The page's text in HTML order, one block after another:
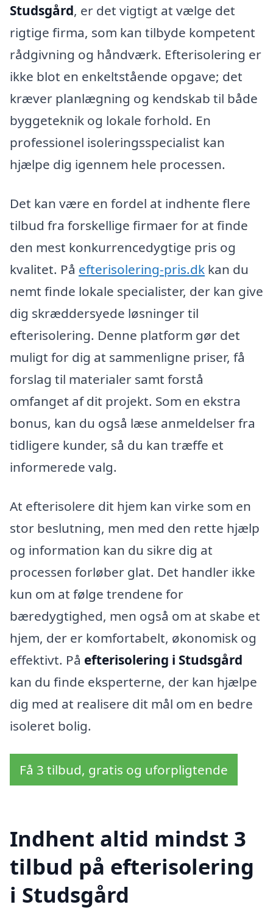
Studsgård, er det vigtigt at vælge det
rigtige firma, som kan tilbyde kompetent
rådgivning og håndværk. Efterisolering er
ikke blot en enkeltstående opgave; det
kræver planlægning og kendskab til både
byggeteknik og lokale forhold. En
professionel isoleringsspecialist kan
hjælpe dig igennem hele processen.
Det kan være en fordel at indhente flere
tilbud fra forskellige firmaer for at finde
den mest konkurrencedygtige pris og
kvalitet. På efterisolering-pris.dk kan du
nemt finde lokale specialister, der kan give
dig skræddersyede løsninger til
efterisolering. Denne platform gør det
muligt for dig at sammenligne priser, få
forslag til materialer samt forstå
omfanget af dit projekt. Som en ekstra
bonus, kan du også læse anmeldelser fra
tidligere kunder, så du kan træffe et
informerede valg.
At efterisolere dit hjem kan virke som en
stor beslutning, men med den rette hjælp
og information kan du sikre dig at
processen forløber glat. Det handler ikke
kun om at følge trendene for
bæredygtighed, men også om at skabe et
hjem, der er komfortabelt, økonomisk og
effektivt. På efterisolering i Studsgård
kan du finde eksperterne, der kan hjælpe
dig med at realisere dit mål om en bedre
isoleret bolig.
Få 3 tilbud, gratis og uforpligtende
Indhent altid mindst 3
tilbud på efterisolering
i Studsgård